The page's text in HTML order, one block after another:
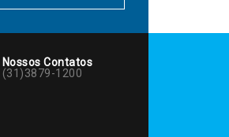
Nossos Contatos
(31)3879-1200